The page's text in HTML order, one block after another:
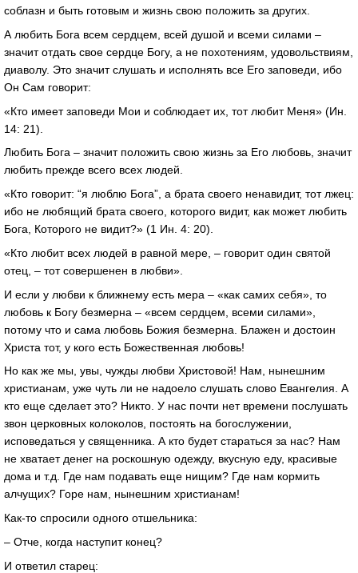
соблазн и быть готовым и жизнь свою положить за других.
А любить Бога всем сердцем, всей душой и всеми силами –
значит отдать свое сердце Богу, а не похотениям, удовольствиям,
диаволу. Это значит слушать и исполнять все Его заповеди, ибо
Он Сам говорит:
«Кто имеет заповеди Мои и соблюдает их, тот любит Меня» (Ин.
14: 21).
Любить Бога – значит положить свою жизнь за Его любовь, значит
любить прежде всего всех людей.
«Кто говорит: “я люблю Бога”, а брата своего ненавидит, тот лжец:
ибо не любящий брата своего, которого видит, как может любить
Бога, Которого не видит?» (1 Ин. 4: 20).
«Кто любит всех людей в равной мере, – говорит один святой
отец, – тот совершенен в любви».
И если у любви к ближнему есть мера – «как самих себя», то
любовь к Богу безмерна – «всем сердцем, всеми силами»,
потому что и сама любовь Божия безмерна. Блажен и достоин
Христа тот, у кого есть Божественная любовь!
Но как же мы, увы, чужды любви Христовой! Нам, нынешним
христианам, уже чуть ли не надоело слушать слово Евангелия. А
кто еще сделает это? Никто. У нас почти нет времени послушать
звон церковных колоколов, постоять на богослужении,
исповедаться у священника. А кто будет стараться за нас? Нам
не хватает денег на роскошную одежду, вкусную еду, красивые
дома и т.д. Где нам подавать еще нищим? Где нам кормить
алчущих? Горе нам, нынешним христианам!
Как-то спросили одного отшельника:
– Отче, когда наступит конец?
И ответил старец: